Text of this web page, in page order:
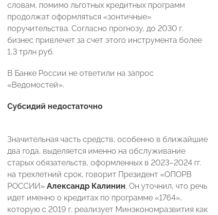
словам, помимо льготных кредитных программ
продолжат оформляться «зонтичные»
поручительства. Согласно прогнозу, до 2030 г.
бизнес привлечет за счет этого инструмента более
1,3 трлн руб.
В Банке России не ответили на запрос
«Ведомостей».
Субсидий недостаточно
Значительная часть средств, особенно в ближайшие
два года, выделяется именно на обслуживание
старых обязательств, оформленных в 2023–2024 гг.
на трехлетний срок, говорит Президент «ОПОРВ
РОССИИ» Александр Калинин. Он уточнил, что речь
идет именно о кредитах по программе «1764»,
которую с 2019 г. реализует Минэкономразвития как